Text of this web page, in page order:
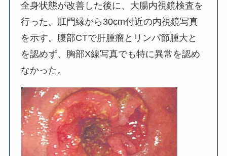
全身状態が改善した後に、大腸内視鏡検査を
行った。肛門縁から30cm付近の内視鏡写真
を示す。腹部CTで肝腫瘤とリンパ節腫大と
を認めず、胸部X線写真でも特に異常を認め
なかった。